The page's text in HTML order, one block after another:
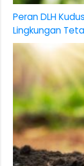
Peran DLH
Lingkungan